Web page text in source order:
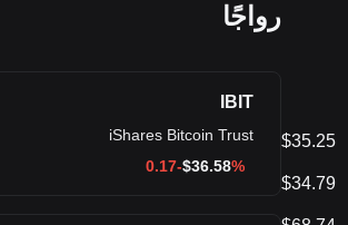
$35.25
$34.79
رواجًا
IBIT
iShares Bitcoin Trust
$36.58%-0.17